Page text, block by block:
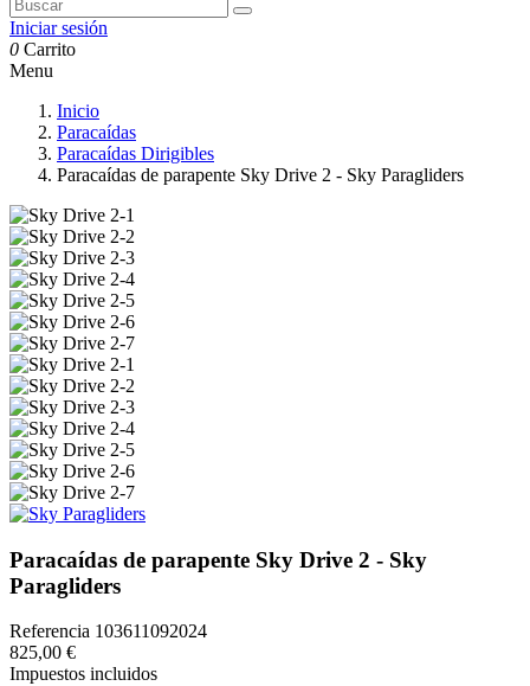
Iniciar sesión
0 Carrito
Menu
Inicio
Paracaídas
Paracaídas Dirigibles
Paracaídas de parapente Sky Drive 2 - Sky Paragliders
Paracaídas de parapente Sky Drive 2 - Sky
Paragliders
Referencia 103611092024
825,00 €
Impuestos incluidos